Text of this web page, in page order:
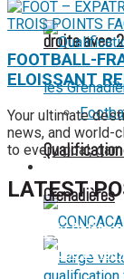
droite avec
Grenadières
FOOTBALL-
ELOISSANT
Your ultimate
news, and world-
to every goal,
LATEST
52 ans du
l’inquiétude et